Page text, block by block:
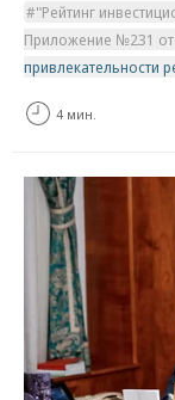
"Рейтинг
Приложение №231 от
привлекательности
4 мин.